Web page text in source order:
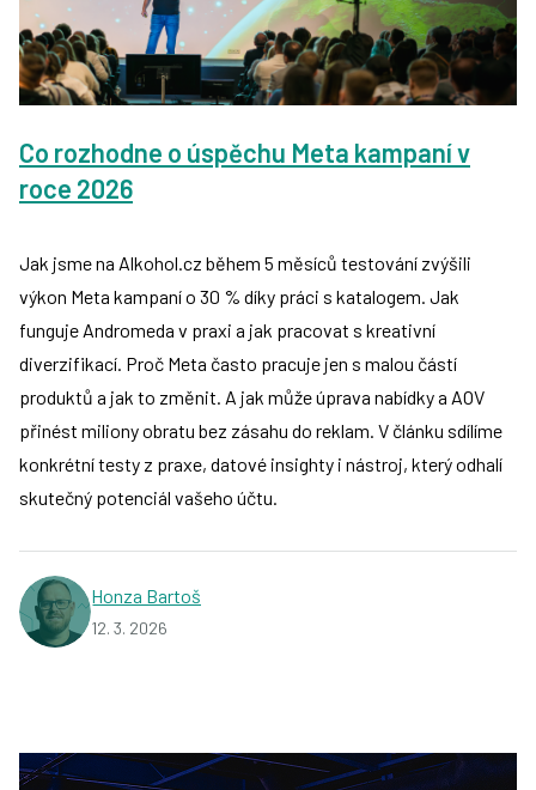
Co rozhodne o úspěchu Meta kampaní v
roce 2026
Jak jsme na Alkohol.cz během 5 měsíců testování zvýšili
výkon Meta kampaní o 30 % díky práci s katalogem. Jak
funguje Andromeda v praxi a jak pracovat s kreativní
diverzifikací. Proč Meta často pracuje jen s malou částí
produktů a jak to změnit. A jak může úprava nabídky a AOV
přinést miliony obratu bez zásahu do reklam. V článku sdílíme
konkrétní testy z praxe, datové insighty i nástroj, který odhalí
skutečný potenciál vašeho účtu.
Honza Bartoš
12. 3. 2026